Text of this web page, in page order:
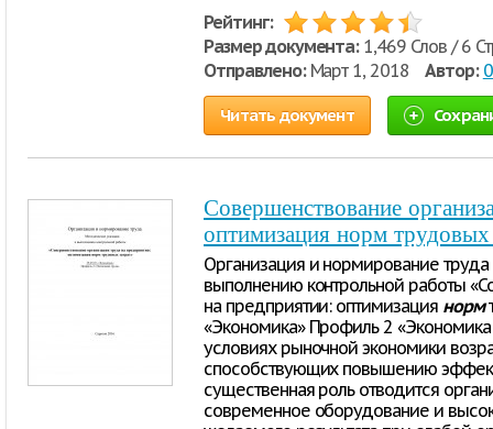
Рейтинг:
Размер документа:1,469 Слов / 6
Отправлено:Март 1, 2018 Автор:
Читать документ
Совершенствование
оптимизация норм трудовых
Организация и нормирование
выполнению контрольной работы
на предприятии: оптимизация норм
«Экономика» Профиль 2
условиях рыночной экономики
способствующих повышению
существенная роль отводится
современное оборудование и